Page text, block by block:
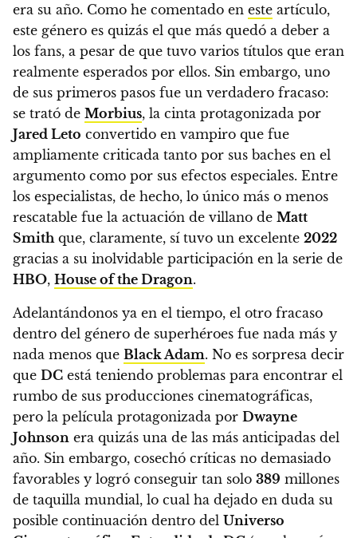
era su año. Como he comentado en este artículo,
este género es quizás el que más quedó a deber a
los fans, a pesar de que tuvo varios títulos que eran
realmente esperados por ellos. Sin embargo, uno
de sus primeros pasos fue un verdadero fracaso:
se trató de Morbius, la cinta protagonizada por
Jared Leto convertido en vampiro que fue
ampliamente criticada tanto por sus baches en el
argumento como por sus efectos especiales. Entre
los especialistas, de hecho, lo único más o menos
rescatable fue la actuación de villano de Matt
Smith que, claramente, sí tuvo un excelente 2022
gracias a su inolvidable participación en la serie de
HBO, House of the Dragon.
Adelantándonos ya en el tiempo, el otro fracaso
dentro del género de superhéroes fue nada más y
nada menos que Black Adam. No es sorpresa decir
que DC está teniendo problemas para encontrar el
rumbo de sus producciones cinematográficas,
pero la película protagonizada por Dwayne
Johnson era quizás una de las más anticipadas del
año. Sin embargo, cosechó críticas no demasiado
favorables y logró conseguir tan solo 389 millones
de taquilla mundial, lo cual ha dejado en duda su
posible continuación dentro del Universo